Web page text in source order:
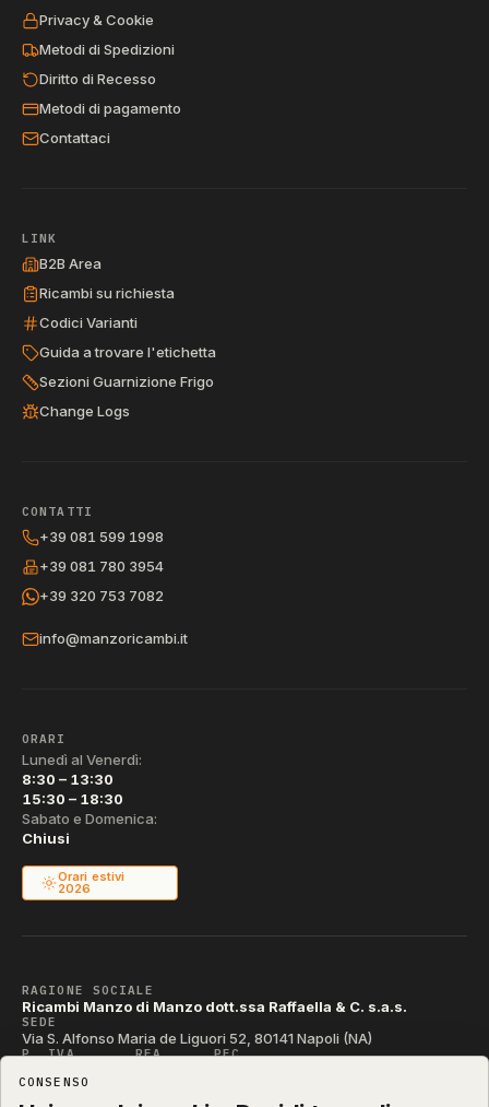
Privacy & Cookie
Metodi di Spedizioni
Diritto di Recesso
Metodi di pagamento
Contattaci
LINK
B2B Area
Ricambi su richiesta
Codici Varianti
Guida a trovare l'etichetta
Sezioni Guarnizione Frigo
Change Logs
CONTATTI
+39 081 599 1998
+39 081 780 3954
+39 320 753 7082
info@manzoricambi.it
ORARI
Lunedì al Venerdì:
8:30 – 13:30
15:30 – 18:30
Sabato e Domenica:
Chiusi
Orari estivi
2026
RAGIONE SOCIALE
Ricambi Manzo di Manzo dott.ssa Raffaella & C. s.a.s.
SEDE
Via S. Alfonso Maria de Liguori 52, 80141 Napoli (NA)
P. IVA REA PEC
CODICE SDI
T04ZHR3
CONSENSO